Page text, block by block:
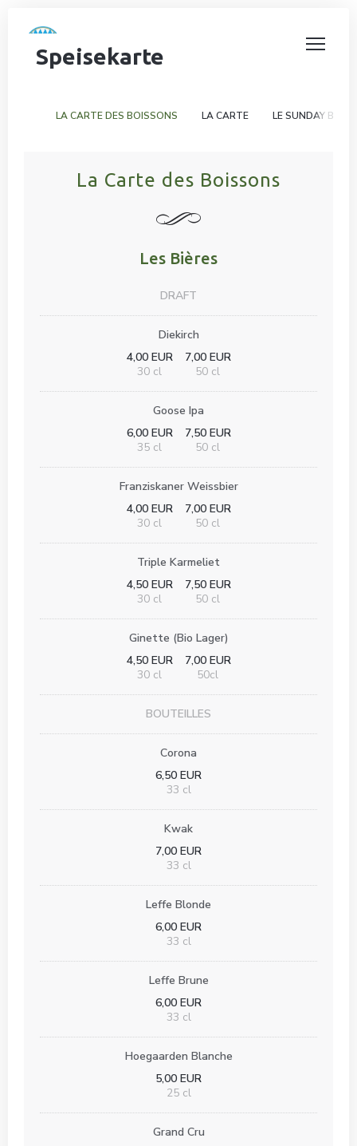
Speisekarte
La Carte des Boissons
Les Bières
DRAFT
Diekirch
4,00 EUR
30 cl
7,00 EUR
50 cl
Goose Ipa
6,00 EUR
35 cl
7,50 EUR
50 cl
Franziskaner Weissbier
4,00 EUR
30 cl
7,00 EUR
50 cl
Triple Karmeliet
4,50 EUR
30 cl
7,50 EUR
50 cl
Ginette (Bio Lager)
4,50 EUR
30 cl
7,00 EUR
50cl
BOUTEILLES
Corona
6,50 EUR
33 cl
Kwak
7,00 EUR
33 cl
Leffe Blonde
6,00 EUR
33 cl
Leffe Brune
6,00 EUR
33 cl
Hoegaarden Blanche
5,00 EUR
25 cl
Grand Cru
LA CARTE DES BOISSONS LA CARTE LE SUNDAY